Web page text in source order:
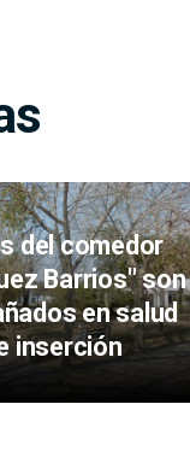
del comedor
Barrios" son
en salud
inserción